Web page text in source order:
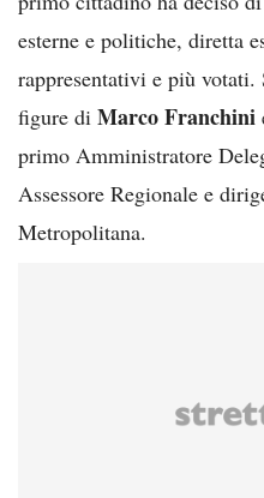
esterne e politiche, diretta
rappresentativi e più votati.
figure di Marco Franchini
primo Amministratore
Assessore Regionale e
Metropolitana.